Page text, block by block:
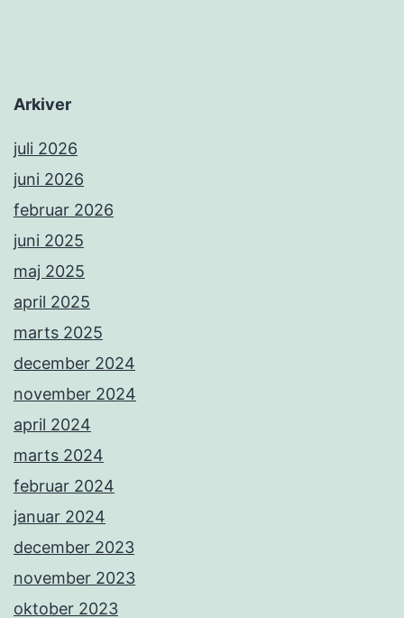
Arkiver
juli 2026
juni 2026
februar 2026
juni 2025
maj 2025
april 2025
marts 2025
december 2024
november 2024
april 2024
marts 2024
februar 2024
januar 2024
december 2023
november 2023
oktober 2023